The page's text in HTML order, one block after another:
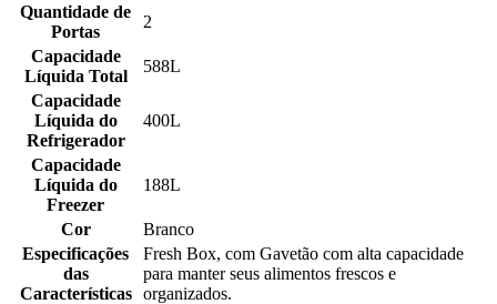
Quantidade de
Portas
2
Capacidade
Líquida Total
588L
Capacidade
Líquida do
Refrigerador
400L
Capacidade
Líquida do
Freezer
188L
Cor
Branco
Especificações
das
Características
Fresh Box, com Gavetão com alta capacidade
para manter seus alimentos frescos e
organizados.